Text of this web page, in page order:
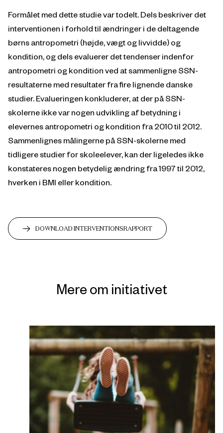
Formålet med dette studie var todelt. Dels beskriver det
interventionen i forhold til ændringer i de deltagende
børns antropometri (højde, vægt og livvidde) og
kondition, og dels evaluerer det tendenser indenfor
antropometri og kondition ved at sammenligne SSN-
resultaterne med resultater fra fire lignende danske
studier. Evalueringen konkluderer, at der på SSN-
skolerne ikke var nogen udvikling af betydning i
elevernes antropometri og kondition fra 2010 til 2012.
Sammenlignes målingerne på SSN-skolerne med
tidligere studier for skoleelever, kan der ligeledes ikke
konstateres nogen betydelig ændring fra 1997 til 2012,
hverken i BMI eller kondition.
DOWNLOAD INTERVENTIONSRAPPORT
Mere om initiativet